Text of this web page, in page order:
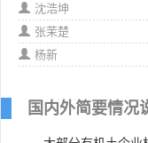
沈浩坤
张茉楚
杨新
国内外简要情况